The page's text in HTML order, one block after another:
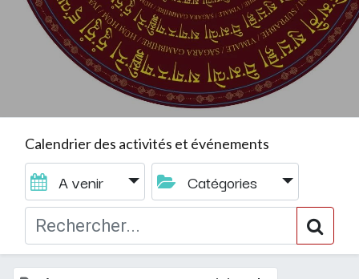
Calendrier des activités et événements
A venir Catégories